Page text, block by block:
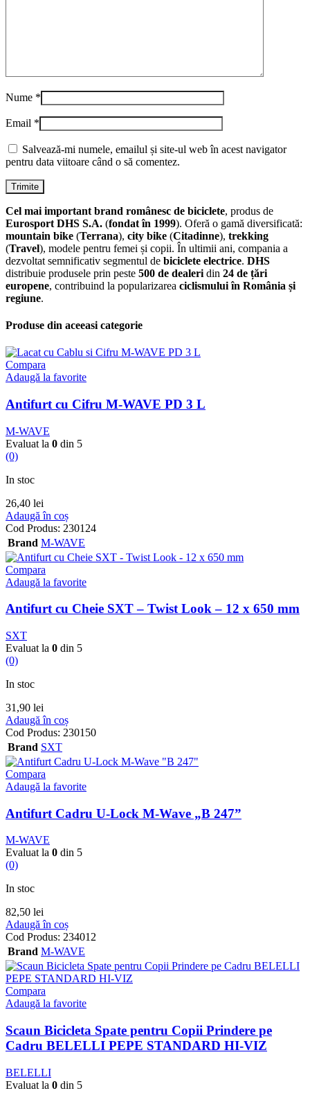
Nume *
Email *
Salvează-mi numele, emailul și site-ul web în acest navigator
pentru data viitoare când o să comentez.
Cel mai important brand românesc de biciclete, produs de
Eurosport DHS S.A. (fondat în 1999). Oferă o gamă diversificată:
mountain bike (Terrana), city bike (Citadinne), trekking
(Travel), modele pentru femei și copii. În ultimii ani, compania a
dezvoltat semnificativ segmentul de biciclete electrice. DHS
distribuie produsele prin peste 500 de dealeri din 24 de țări
europene, contribuind la popularizarea ciclismului în România și
regiune.
Produse din aceeasi categorie
Compara
Adaugă la favorite
Antifurt cu Cifru M-WAVE PD 3 L
M-WAVE
Evaluat la 0 din 5
(0)
In stoc
26,40 lei
Adaugă în coș
Cod Produs: 230124
Brand M-WAVE
Compara
Adaugă la favorite
Antifurt cu Cheie SXT – Twist Look – 12 x 650 mm
SXT
Evaluat la 0 din 5
(0)
In stoc
31,90 lei
Adaugă în coș
Cod Produs: 230150
Brand SXT
Compara
Adaugă la favorite
Antifurt Cadru U-Lock M-Wave „B 247”
M-WAVE
Evaluat la 0 din 5
(0)
In stoc
82,50 lei
Adaugă în coș
Cod Produs: 234012
Brand M-WAVE
Compara
Adaugă la favorite
Scaun Bicicleta Spate pentru Copii Prindere pe
Cadru BELELLI PEPE STANDARD HI-VIZ
BELELLI
Evaluat la 0 din 5